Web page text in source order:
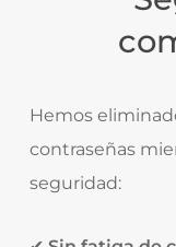
Hemos
contraseñas
seguridad: